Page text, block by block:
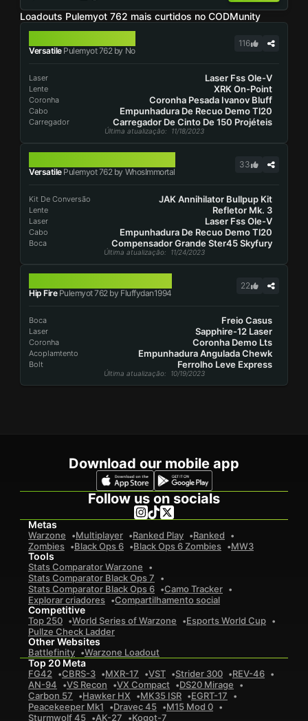
Loadouts Pulemyot 762 mais curtidos no CODMunity
VersatilePulemyot 762 by No
116
Laser Laser Fss Ole-V
Lente XRK On-Point
Coronha Coronha Pesada Ivanov Bluff
Cabo Empunhadura De Recuo Demo Tl20
Carregador Carregador De Cinto De 150 Projéteis
Última atualização: 11/18/2023
VersatilePulemyot 762 by WhosImmortal
33
Kit De Conversão JAK Annihilator Bullpup Kit
Lente Refletor Mk. 3
Laser Laser Fss Ole-V
Cabo Empunhadura De Recuo Demo Tl20
Boca Compensador Grande Ster45 Skyfury
Última atualização: 11/24/2023
Hip FirePulemyot 762 by Fluffydan1994
22
Boca Freio Casus
Laser Sapphire-12 Laser
Coronha Coronha Demo Lts
Acoplamtento Empunhadura Angulada Chewk
Bolt Ferrolho Leve Express
Última atualização: 10/19/2023
Download our mobile app
Follow us on socials
Metas
Warzone Multiplayer Ranked Play
Ranked
Zombies
Black Ops 6 Black Ops 6 Zombies MW3
Tools
Stats Comparator Warzone
Stats Comparator Black Ops 7
Stats Comparator Black Ops 6
Camo Tracker
Explorar criadores
Compartilhamento social
Competitive
Top 250 World Series of Warzone
Esports World Cup
Pullze Check Ladder
Other Websites
Battlefinity Warzone Loadout
Top 20 Meta
FG42 CBRS-3 MXR-17 VST Strider 300
REV-46
AN-94
VS Recon VX Compact
DS20 Mirage
Carbon 57
Hawker HX MK35 ISR
EGRT-17
Peacekeeper Mk1
Dravec 45
M15 Mod 0
Sturmwolf 45
AK-27 Kogot-7